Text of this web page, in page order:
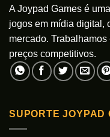
A Joypad Games é
jogos em mídia digital,
mercado.
preços competitivos.
SUPORTE JOYPAD